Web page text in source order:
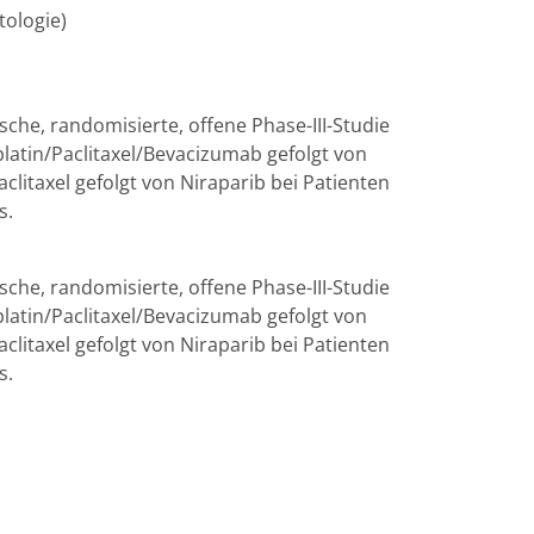
randomisierte, offene Phase-III-Studie
Paclitaxel/Bevacizumab gefolgt von
gefolgt von Niraparib bei Patienten
randomisierte, offene Phase-III-Studie
Paclitaxel/Bevacizumab gefolgt von
gefolgt von Niraparib bei Patienten